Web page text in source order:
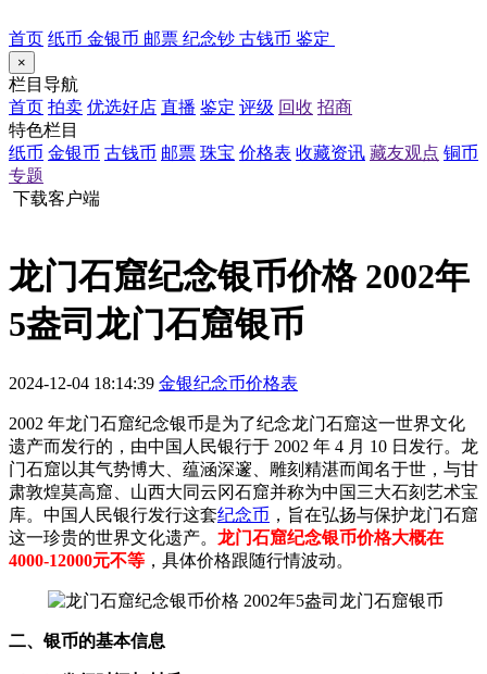
首页 纸币 金银币 邮票 纪念钞 古钱币 鉴定
×
栏目导航
首页 拍卖 优选好店 直播 鉴定 评级 回收 招商
特色栏目
纸币 金银币 古钱币 邮票 珠宝 价格表 收藏资讯 藏友观点 铜币
专题
下载客户端
龙门石窟纪念银币价格 2002年
5盎司龙门石窟银币
2024-12-04 18:14:39 金银纪念币价格表
2002 年龙门石窟纪念银币是为了纪念龙门石窟这一世界文化
遗产而发行的，由中国人民银行于 2002 年 4 月 10 日发行。龙
门石窟以其气势博大、蕴涵深邃、雕刻精湛而闻名于世，与甘
肃敦煌莫高窟、山西大同云冈石窟并称为中国三大石刻艺术宝
库。中国人民银行发行这套纪念币 ，旨在弘扬与保护龙门石窟
这一珍贵的世界文化遗产。 龙门石窟纪念银币价格大概在
4000-12000元不等 ，具体价格跟随行情波动。
二、银币的基本信息